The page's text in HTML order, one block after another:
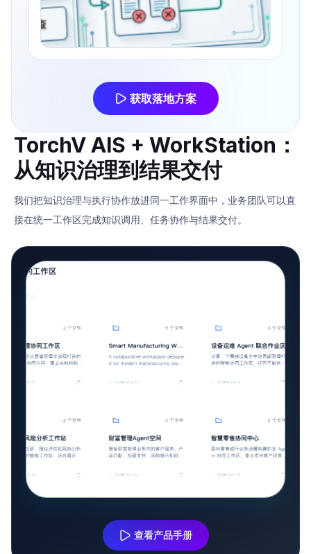
获取落地方案
TorchV AIS + WorkStation：
从知识治理到结果交付
我们把知识治理与执行协作放进同一工作界面中，业务团队可以直
接在统一工作区完成知识调用、任务协作与结果交付。
查看产品手册